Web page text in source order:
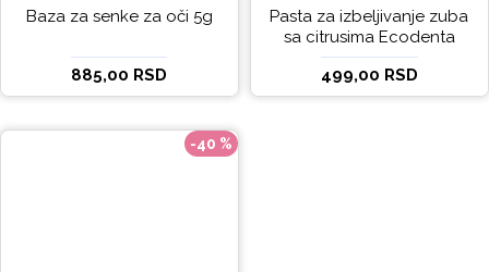
Baza za senke za oči 5g
885,00 RSD
Pasta za izbeljivanje zuba
sa citrusima Ecodenta
EXPERT LINE EXCEPTIONAL
WHITENING 100ml
499,00 RSD
-40 %